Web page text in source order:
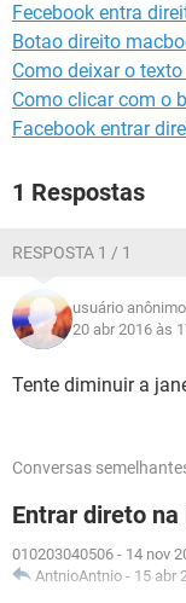
Fecebook entra
Botao direito
Como deixar o
Como clicar com o
Facebook entrar
1 Respostas
RESPOSTA 1 / 1
usuário anônimo
20 abr 2016 às
Tente diminuir a
Conversas
Entrar direto
010203040506 - 14 nov
AntnioAntnio - 15 abr